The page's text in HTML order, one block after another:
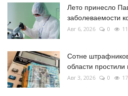
Лето принесло
заболеваемости
Авг 6, 2026 0
Сотне
области простили
Авг 3, 2026 0